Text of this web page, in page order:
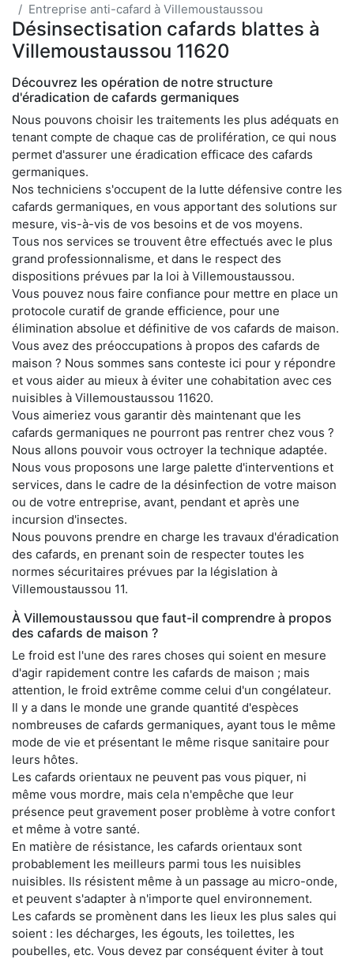
Entreprise anti-cafard à Villemoustaussou
Désinsectisation cafards blattes à
Villemoustaussou 11620
Découvrez les opération de notre structure
d'éradication de cafards germaniques
Nous pouvons choisir les traitements les plus adéquats en
tenant compte de chaque cas de prolifération, ce qui nous
permet d'assurer une éradication efficace des cafards
germaniques.
Nos techniciens s'occupent de la lutte défensive contre les
cafards germaniques, en vous apportant des solutions sur
mesure, vis-à-vis de vos besoins et de vos moyens.
Tous nos services se trouvent être effectués avec le plus
grand professionnalisme, et dans le respect des
dispositions prévues par la loi à Villemoustaussou.
Vous pouvez nous faire confiance pour mettre en place un
protocole curatif de grande efficience, pour une
élimination absolue et définitive de vos cafards de maison.
Vous avez des préoccupations à propos des cafards de
maison ? Nous sommes sans conteste ici pour y répondre
et vous aider au mieux à éviter une cohabitation avec ces
nuisibles à Villemoustaussou 11620.
Vous aimeriez vous garantir dès maintenant que les
cafards germaniques ne pourront pas rentrer chez vous ?
Nous allons pouvoir vous octroyer la technique adaptée.
Nous vous proposons une large palette d'interventions et
services, dans le cadre de la désinfection de votre maison
ou de votre entreprise, avant, pendant et après une
incursion d'insectes.
Nous pouvons prendre en charge les travaux d'éradication
des cafards, en prenant soin de respecter toutes les
normes sécuritaires prévues par la législation à
Villemoustaussou 11.
À Villemoustaussou que faut-il comprendre à propos
des cafards de maison ?
Le froid est l'une des rares choses qui soient en mesure
d'agir rapidement contre les cafards de maison ; mais
attention, le froid extrême comme celui d'un congélateur.
Il y a dans le monde une grande quantité d'espèces
nombreuses de cafards germaniques, ayant tous le même
mode de vie et présentant le même risque sanitaire pour
leurs hôtes.
Les cafards orientaux ne peuvent pas vous piquer, ni
même vous mordre, mais cela n'empêche que leur
présence peut gravement poser problème à votre confort
et même à votre santé.
En matière de résistance, les cafards orientaux sont
probablement les meilleurs parmi tous les nuisibles
nuisibles. Ils résistent même à un passage au micro-onde,
et peuvent s'adapter à n'importe quel environnement.
Les cafards se promènent dans les lieux les plus sales qui
soient : les décharges, les égouts, les toilettes, les
poubelles, etc. Vous devez par conséquent éviter à tout